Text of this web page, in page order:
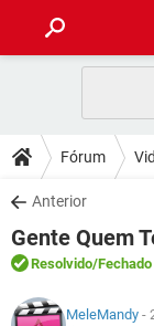
CELULAR
OUTLOOK
INSTAGRAM
GUIA DE COMPRAS
DICAS
JOGOS
OUTLOOK
INSTAGRAM
DOWNLOADS
JOGOS
CELULAR
OUTLOOK
FÓRUM
JOGOS
GLOSSÁRIO
Fórum
Anterior
Gente Quem
Resolvido/Fechado
MeleMandy -